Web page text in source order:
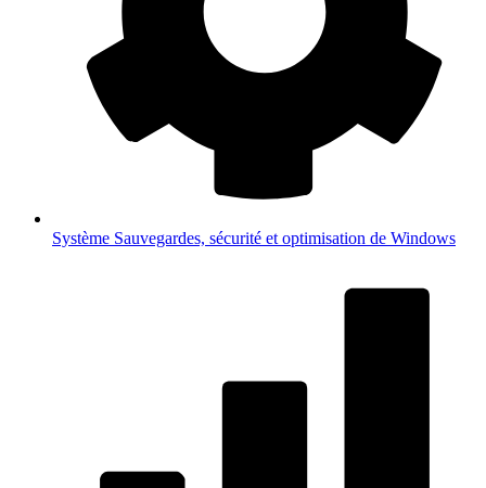
Système Sauvegardes, sécurité et optimisation de Windows